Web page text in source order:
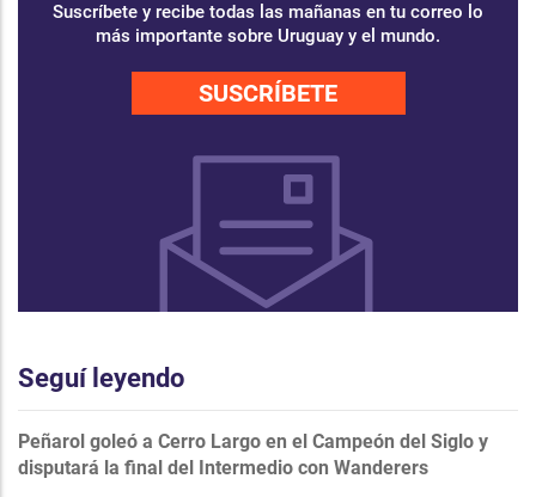
Suscríbete y recibe todas las mañanas en tu correo lo
más importante sobre Uruguay y el mundo.
SUSCRÍBETE
Seguí leyendo
Peñarol goleó a Cerro Largo en el Campeón del Siglo y
disputará la final del Intermedio con Wanderers